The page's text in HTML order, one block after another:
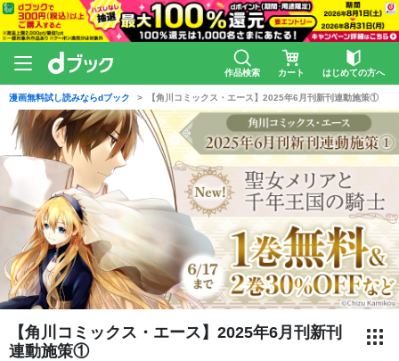
作品検索 カート はじめての方へ
漫画無料試し読みならdブック 【角川コミックス・エース】2025年6月刊新刊連動施策①
【角川コミックス・エース】2025年6月刊新刊
連動施策①